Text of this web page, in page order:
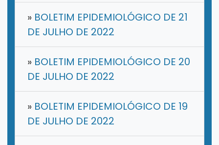
» BOLETIM EPIDEMIOLÓGICO DE 21
DE JULHO DE 2022
» BOLETIM EPIDEMIOLÓGICO DE 20
DE JULHO DE 2022
» BOLETIM EPIDEMIOLÓGICO DE 19
DE JULHO DE 2022